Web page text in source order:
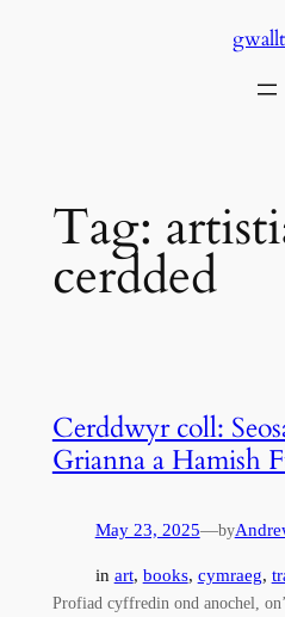
Tag:
cerdded
Cerddwyr coll:
Grianna a Hamish
May 23, 2025—by
in art, books, cymraeg,
Profiad cyffredin ond anochel,